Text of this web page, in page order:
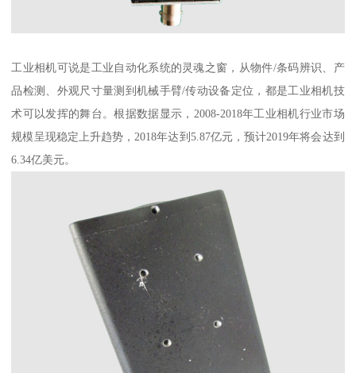
工业相机可说是工业自动化系统的灵魂之窗，从物件/条码辨识、产
品检测、外观尺寸量测到机械手臂/传动设备定位，都是工业相机技
术可以发挥的舞台。根据数据显示，2008-2018年工业相机行业市场
规模呈现稳定上升趋势，2018年达到5.87亿元，预计2019年将会达到
6.34亿美元。